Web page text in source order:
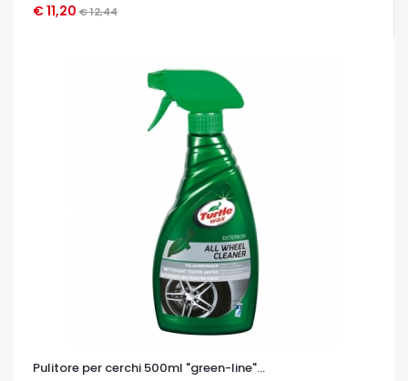
€ 11,20 € 12,44
OCCHIATA VELOCE
Pulitore per cerchi 500ml "green-line"...